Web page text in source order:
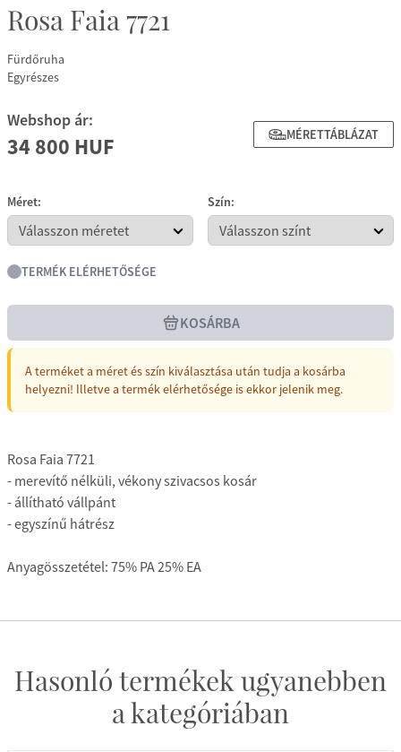
Rosa Faia 7721
Fürdőruha
Egyrészes
Webshop ár:
34 800 HUF MÉRETTÁBLÁZAT
Méret: Szín:
TERMÉK ELÉRHETŐSÉGE
KOSÁRBA
A terméket a méret és szín kiválasztása után tudja a kosárba
helyezni! Illetve a termék elérhetősége is ekkor jelenik meg.
Rosa Faia 7721
- merevítő nélküli, vékony szivacsos kosár
- állítható vállpánt
- egyszínű hátrész
Anyagösszetétel: 75% PA 25% EA
Hasonló termékek ugyanebben
a kategóriában